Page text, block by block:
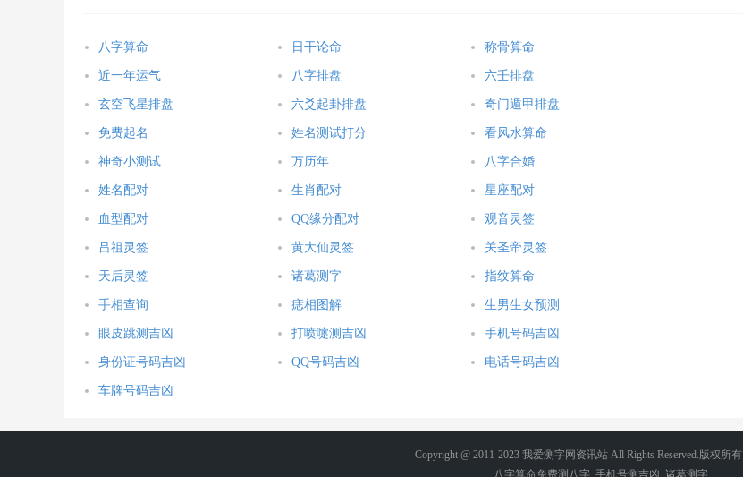
八字算命 日干论命 称骨算命
近一年运气 八字排盘 六壬排盘
玄空飞星排盘 六爻起卦排盘 奇门遁甲排盘
免费起名 姓名测试打分 看风水算命
神奇小测试 万历年 八字合婚
姓名配对 生肖配对 星座配对
血型配对 QQ缘分配对 观音灵签
吕祖灵签 黄大仙灵签 关圣帝灵签
天后灵签 诸葛测字 指纹算命
手相查询 痣相图解 生男生女预测
眼皮跳测吉凶 打喷嚏测吉凶 手机号码吉凶
身份证号码吉凶 QQ号码吉凶 电话号码吉凶
车牌号码吉凶
Copyright @ 2011-2023 我爱测字网资讯站 All Rights Reserved.版权所有
八字算命免费测八字 手机号测吉凶 诸葛测字